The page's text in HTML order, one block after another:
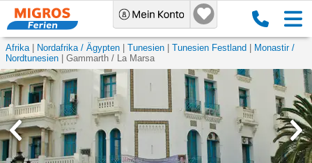
Afrika Nordafrika / Ägypten Tunesien Tunesien Festland
Monastir /
Nordtunesien
Gammarth / La Marsa